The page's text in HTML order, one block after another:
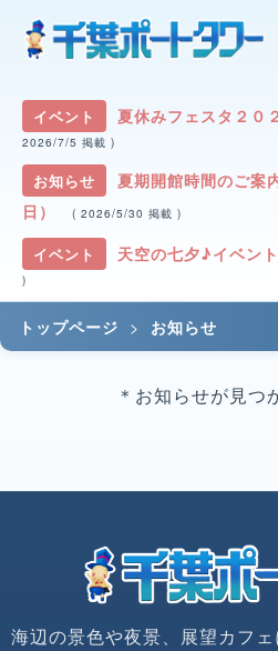
イベント 夏休みフェスタ２０
2026/7/5 掲載 )
お知らせ
夏期開館時間のご案
日）
( 2026/5/30 掲載 )
イベント 天空の七夕♪イベン
)
トップページ > お知らせ
＊お知らせが見つ
海辺の景色や夜景、展望カフ